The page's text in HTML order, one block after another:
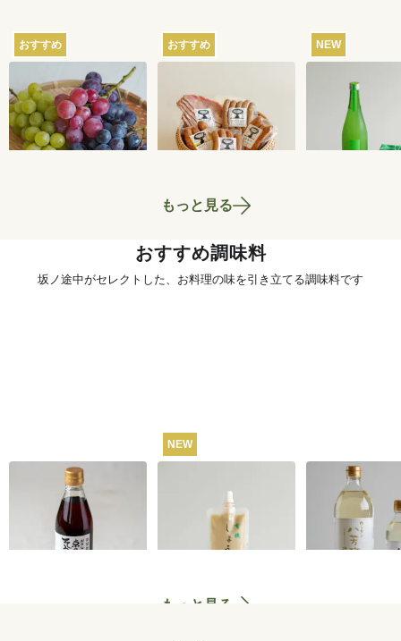
おすすめ
【産地直送】葡萄畑
ふくじろうのふぞろ
い濃厚ぶどう 1.6kg
送料込 6,750円
おすすめ
ム工房ゴーバルの夏
の5種セット
送料込 4,400
NEW
【産地直送】
本家のお酒と
いセット
もっと見る
おすすめ調味料
坂ノ途中がセレクトした、お料理の味を引き立てる調味料です
うね乃そうめんつゆ
（ストレートタイ
プ）365ml
NEW
カンタン八芳
もっと見る